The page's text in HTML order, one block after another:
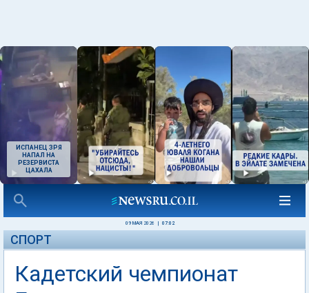
ИСПАНЕЦ ЗРЯ
НАПАЛ НА
РЕЗЕРВИСТА
ЦАХАЛА
09 МАЯ 2026 07:02
СПОРТ
Кадетский чемпионат